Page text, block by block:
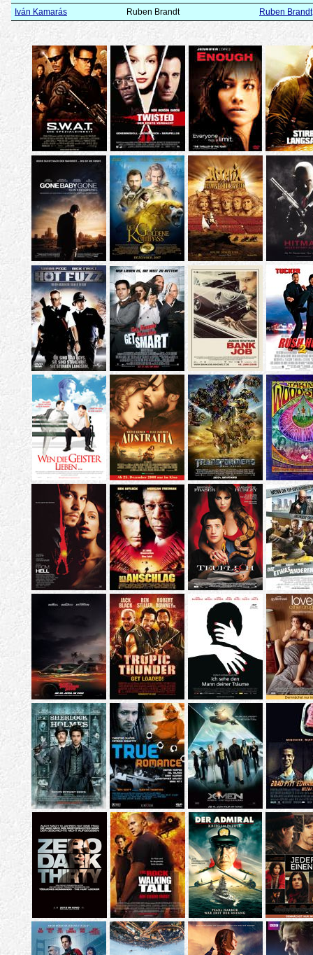
Iván Kamarás
Ruben Brandt Ruben Brandt